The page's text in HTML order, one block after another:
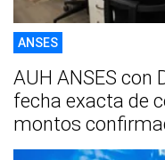
ANSES
AUH ANSES con
fecha exacta de
montos